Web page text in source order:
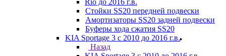
Rio до 2016 г.в.
Стойки SS20 передней подвески
Амортизаторы SS20 задней подвески
Буферы хода сжатия SS20
KIA Sportage 3 с 2010 до 2016 г.в.
Назад